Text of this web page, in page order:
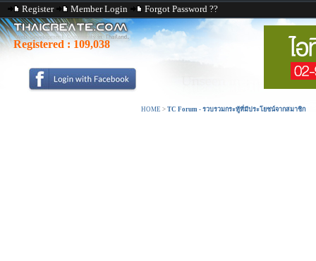
Register Member Login Forgot Password ??
Registered : 109,038
HOME > TC Forum - รวบรวมกระทู้ที่มีประโยชน์จากสมาชิก